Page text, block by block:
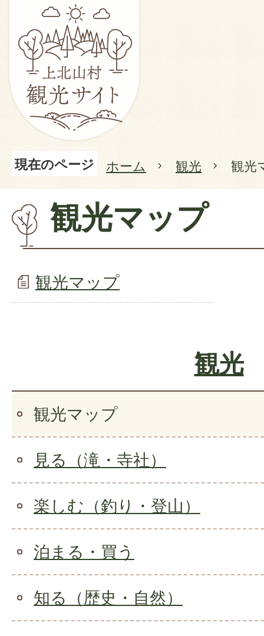
現在のページ ホーム 観光 観光
観光マップ
観光マップ
観光
観光マップ
見る（滝・寺社）
楽しむ（釣り・登山）
泊まる・買う
知る（歴史・自然）